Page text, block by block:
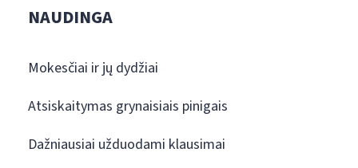
NAUDINGA
Mokesčiai ir jų dydžiai
Atsiskaitymas grynaisiais pinigais
Dažniausiai užduodami klausimai